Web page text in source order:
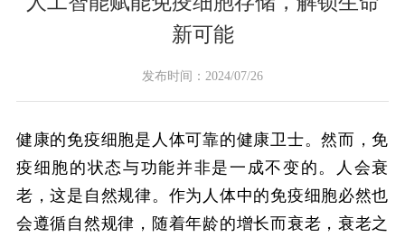
新可能
发布时间：2024/07/26
健康的免疫细胞是人体可靠的健康卫士。然而，免
疫细胞的状态与功能并非是一成不变的。人会衰
老，这是自然规律。作为人体中的免疫细胞必然也
会遵循自然规律，随着年龄的增长而衰老，衰老之